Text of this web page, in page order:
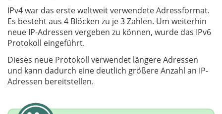
IPv4 war das erste weltweit verwendete Adressformat.
Es besteht aus 4 Blöcken zu je 3 Zahlen. Um weiterhin
neue IP-Adressen vergeben zu können, wurde das IPv6
Protokoll eingeführt.
Dieses neue Protokoll verwendet längere Adressen
und kann dadurch eine deutlich größere Anzahl an IP-
Adressen bereitstellen.